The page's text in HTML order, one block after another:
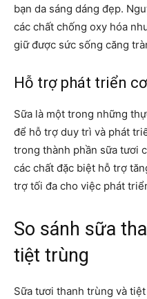
bạn da sáng dáng đẹp.
các chất chống oxy hóa
giữ được sức sống căng
Hỗ trợ phát triển
Sữa là một trong những
để hỗ trợ duy trì và phát
trong thành phần sữa tươi
các chất đặc biệt hỗ trợ
trợ tối đa cho việc phát
So sánh sữa
tiệt trùng
Sữa tươi thanh trùng và